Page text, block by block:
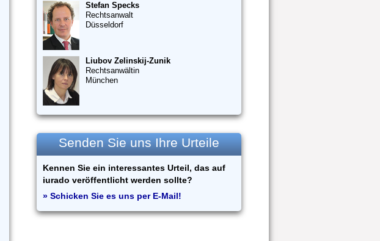
Stefan Specks
Rechtsanwalt
Düsseldorf
Liubov Zelinskij-Zunik
Rechtsanwältin
München
Senden Sie uns Ihre Urteile
Kennen Sie ein interessantes Urteil, das auf
iurado veröffentlicht werden sollte?
» Schicken Sie es uns per E-Mail!